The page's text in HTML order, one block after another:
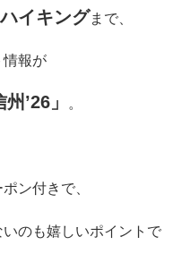
イキングまで、
情報が
’26」 。
ン付きで、
のも嬉しいポイントで